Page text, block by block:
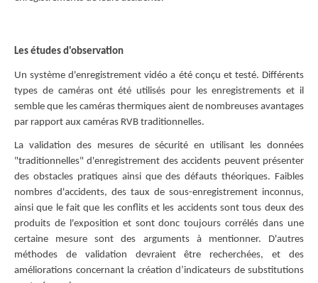
Les études d'observation
Un système d'enregistrement vidéo a été conçu et testé. Différents
types de caméras ont été utilisés pour les enregistrements et il
semble que les caméras thermiques aient de nombreuses avantages
par rapport aux caméras RVB traditionnelles.
La validation des mesures de sécurité en utilisant les données
"traditionnelles" d'enregistrement des accidents peuvent présenter
des obstacles pratiques ainsi que des défauts théoriques. Faibles
nombres d'accidents, des taux de sous-enregistrement inconnus,
ainsi que le fait que les conflits et les accidents sont tous deux des
produits de l'exposition et sont donc toujours corrélés dans une
certaine mesure sont des arguments à mentionner. D'autres
méthodes de validation devraient être recherchées, et des
améliorations concernant la création d’indicateurs de substitutions